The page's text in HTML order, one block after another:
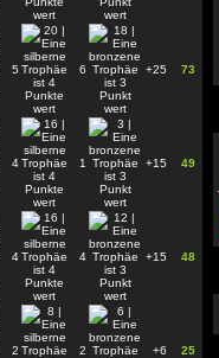
5 6 +25 73
4 1 +15 49
4 4 +15 48
2 2 +6 25